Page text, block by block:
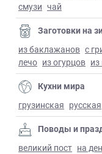
смузи чай
Заготовки на
из баклажанов с
лечо из огурцов
Кухни мира
грузинская русская
Поводы и
великий пост на